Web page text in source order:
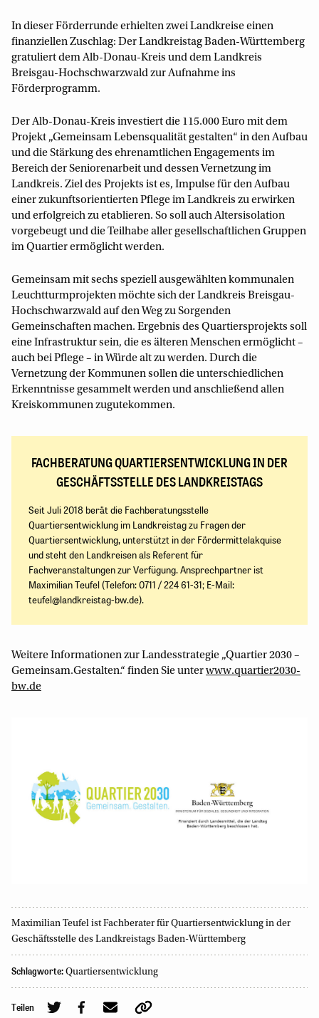
In dieser Förderrunde erhielten zwei Landkreise einen
finanziellen Zuschlag: Der Landkreistag Baden-Württemberg
gratuliert dem Alb-Donau-Kreis und dem Landkreis
Breisgau-Hochschwarzwald zur Aufnahme ins
Förderprogramm.
Der Alb-Donau-Kreis investiert die 115.000 Euro mit dem
Projekt „Gemeinsam Lebensqualität gestalten“ in den Aufbau
und die Stärkung des ehrenamtlichen Engagements im
Bereich der Seniorenarbeit und dessen Vernetzung im
Landkreis. Ziel des Projekts ist es, Impulse für den Aufbau
einer zukunftsorientierten Pflege im Landkreis zu erwirken
und erfolgreich zu etablieren. So soll auch Altersisolation
vorgebeugt und die Teilhabe aller gesellschaftlichen Gruppen
im Quartier ermöglicht werden.
Gemeinsam mit sechs speziell ausgewählten kommunalen
Leuchtturmprojekten möchte sich der Landkreis Breisgau-
Hochschwarzwald auf den Weg zu Sorgenden
Gemeinschaften machen. Ergebnis des Quartiersprojekts soll
eine Infrastruktur sein, die es älteren Menschen ermöglicht –
auch bei Pflege – in Würde alt zu werden. Durch die
Vernetzung der Kommunen sollen die unterschiedlichen
Erkenntnisse gesammelt werden und anschließend allen
Kreiskommunen zugutekommen.
FACHBERATUNG QUARTIERSENTWICKLUNG IN DER
GESCHÄFTSSTELLE DES LANDKREISTAGS
Seit Juli 2018 berät die Fachberatungsstelle
Quartiersentwicklung im Landkreistag zu Fragen der
Quartiersentwicklung, unterstützt in der Fördermittelakquise
und steht den Landkreisen als Referent für
Fachveranstaltungen zur Verfügung. Ansprechpartner ist
Maximilian Teufel (Telefon: 0711 / 224 61-31; E-Mail:
teufel@landkreistag-bw.de).
Weitere Informationen zur Landesstrategie „Quartier 2030 –
Gemeinsam.Gestalten.“ finden Sie unterwww.quartier2030-
bw.de
Maximilian Teufel ist Fachberater für Quartiersentwicklung in der
Geschäftsstelle des Landkreistags Baden-Württemberg
Schlagworte: Quartiersentwicklung
Teilen